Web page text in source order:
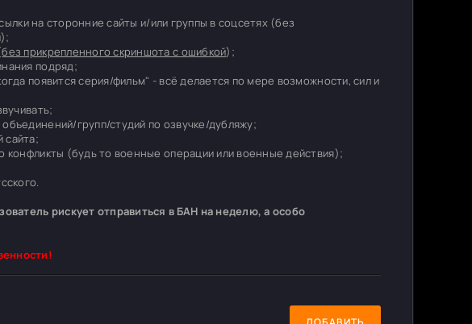
на сторонние сайты и/или группы в соцсетях (без
без прикрепленного скриншота с ошибкой);
подряд;
появится серия/фильм" - всё делается по мере возможности, сил и
групп/студий по озвучке/дубляжу;
сайта;
конфликты (будь то военные операции или военные действия);
рискует отправиться в БАН на неделю, а особо